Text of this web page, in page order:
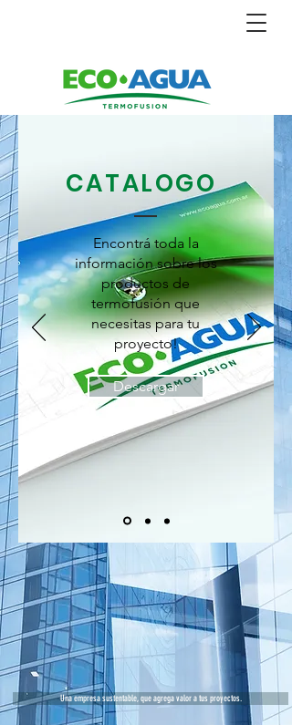
CATALOGO
Encontrá toda la
información sobre los
productos de
termofusión que
necesitas para tu
proyecto!
Descargar
Una empresa sustentable, que agrega valor a tus proyectos.